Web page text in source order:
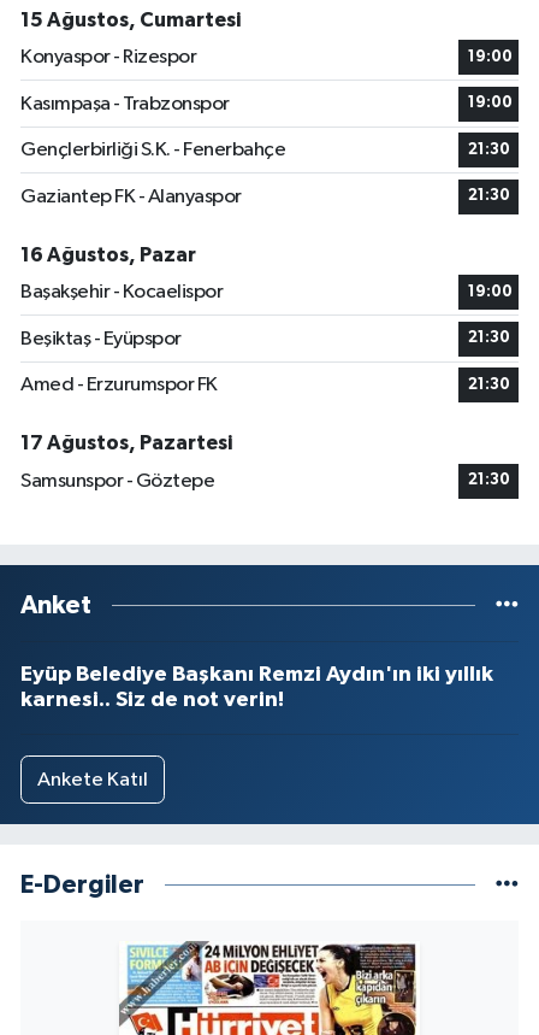
15 Ağustos, Cumartesi
Konyaspor - Rizespor
19:00
Kasımpaşa - Trabzonspor 19:00
Gençlerbirliği S.K. - Fenerbahçe 21:30
Gaziantep FK - Alanyaspor 21:30
16 Ağustos, Pazar
Başakşehir - Kocaelispor
19:00
Beşiktaş - Eyüpspor 21:30
Amed - Erzurumspor FK 21:30
17 Ağustos, Pazartesi
Samsunspor - Göztepe
21:30
Anket
Eyüp Belediye Başkanı Remzi Aydın'ın iki yıllık
karnesi.. Siz de not verin!
Ankete Katıl
E-Dergiler